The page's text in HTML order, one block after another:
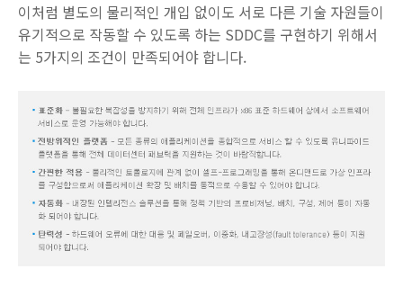
이처럼 별도의 물리적인 개입 없이도 서로 다른 기술 자원들이
유기적으로 작동할 수 있도록 하는 SDDC를 구현하기 위해서
는 5가지의 조건이 만족되어야 합니다.